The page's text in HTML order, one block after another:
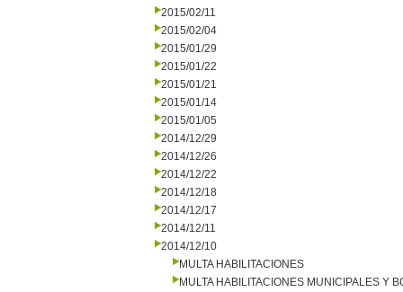
2015/02/11
2015/02/04
2015/01/29
2015/01/22
2015/01/21
2015/01/14
2015/01/05
2014/12/29
2014/12/26
2014/12/22
2014/12/18
2014/12/17
2014/12/11
2014/12/10
MULTA HABILITACIONES
MULTA HABILITACIONES MUNICIPALES Y